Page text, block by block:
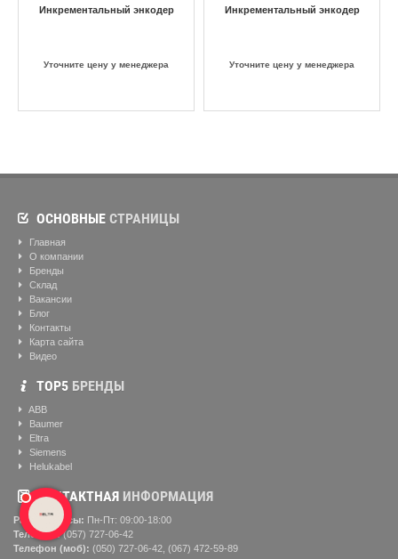
Инкрементальный энкодер
Уточните цену у менеджера
Инкрементальный энкодер
Уточните цену у менеджера
ОСНОВНЫЕ СТРАНИЦЫ
Главная
О компании
Бренды
Склад
Вакансии
Блог
Контакты
Карта сайта
Видео
ТОР5 БРЕНДЫ
ABB
Baumer
Eltra
Siemens
Helukabel
КОНТАКТНАЯ ИНФОРМАЦИЯ
Рабочие часы: Пн-Пт: 09:00-18:00
Телефон:(057) ‎727-06-42
Телефон (моб): (050) 727-06-42, (067) 472-59-89